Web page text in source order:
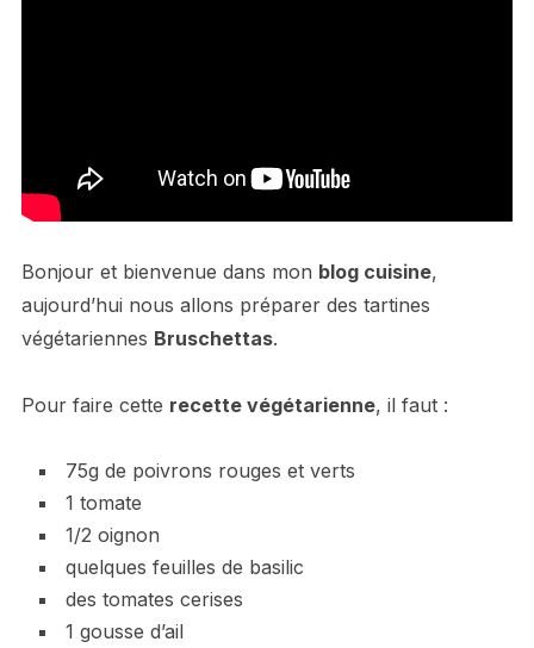
Bonjour et bienvenue dans mon blog cuisine,
aujourd’hui nous allons préparer des tartines
végétariennes Bruschettas.
Pour faire cette recette végétarienne, il faut :
75g de poivrons rouges et verts
1 tomate
1/2 oignon
quelques feuilles de basilic
des tomates cerises
1 gousse d’ail